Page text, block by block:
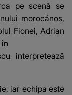
pe scenă se
morocănos,
Fionei, Adrian
interpretează
iar echipa este